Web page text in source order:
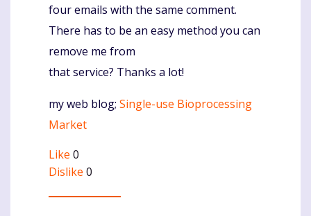
four emails with the same comment.
There has to be an easy method you can
remove me from
that service? Thanks a lot!
my web blog; Single-use Bioprocessing
Market
Like 0
Dislike 0